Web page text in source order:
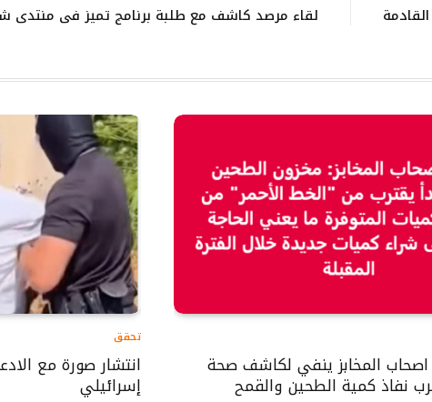
لقاء مرصد كاشف مع طلبة برنامج تميز في منتدى
المخابز ينفي لكاشف صحة
نفاذ كمية الطحين والقمح
تحقق
انتشار صورة مع
إسرائيلي